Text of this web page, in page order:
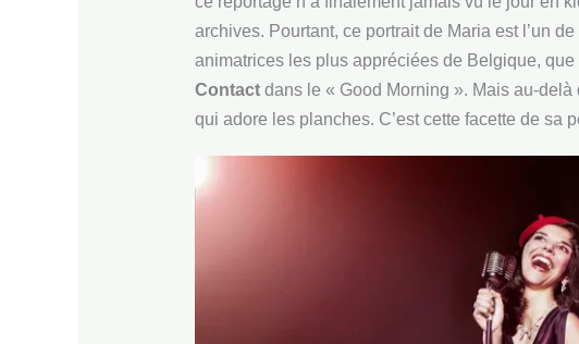
archives. Pourtant, ce portrait de Maria est l’un
animatrices les plus appréciées de Belgique, que
Contactdans le « Good Morning ». Mais au-delà
qui adore les planches. C’est cette facette de sa